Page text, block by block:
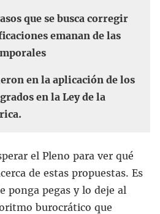
que se busca corregir
emanan de las
en la aplicación de los
en la Ley de la
el Pleno para ver qué
de estas propuestas. Es
ponga pegas y lo deje al
burocrático que